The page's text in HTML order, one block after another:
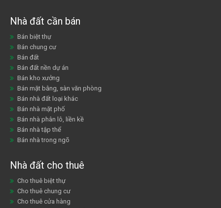
Nhà đất cần bán
Bán biệt thự
Bán chung cư
Bán đất
Bán đất nền dự án
Bán kho xưởng
Bán mặt bằng, sàn văn phòng
Bán nhà đất loại khác
Bán nhà mặt phố
Bán nhà phân lô, liền kề
Bán nhà tập thể
Bán nhà trong ngõ
Nhà đất cho thuê
Cho thuê biệt thự
Cho thuê chung cư
Cho thuê cửa hàng